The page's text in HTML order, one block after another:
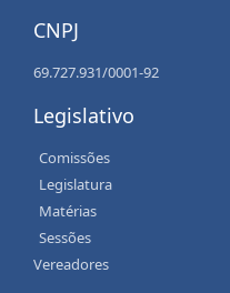
CNPJ
69.727.931/0001-92
Legislativo
Comissões
Legislatura
Matérias
Sessões
Vereadores